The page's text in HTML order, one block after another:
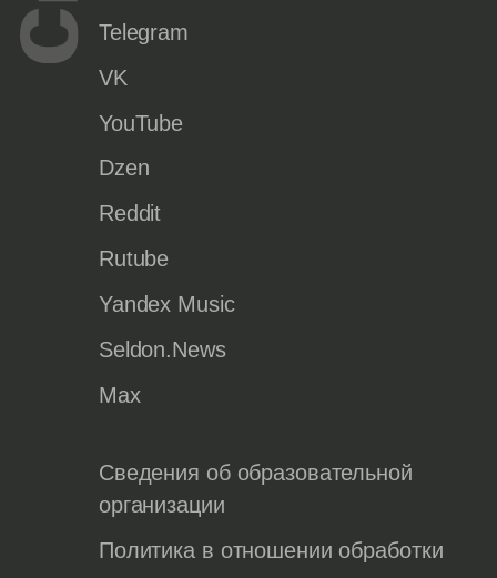
Telegram
VK
YouTube
Dzen
Reddit
Rutube
Yandex Music
Seldon.News
Max
Сведения об образовательной
организации
Политика в отношении обработки